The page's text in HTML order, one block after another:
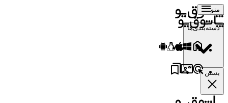
منو
دسته‌بندی‌ها
بستن